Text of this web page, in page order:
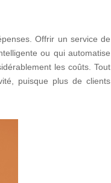
Offrir un service de
ou qui automatise
les coûts. Tout
puisque plus de clients